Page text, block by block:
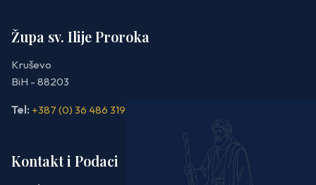
Župa sv. Ilije Proroka
Kruševo
BiH - 88203
Tel: +387 (0) 36 486 319
Kontakt i Podaci